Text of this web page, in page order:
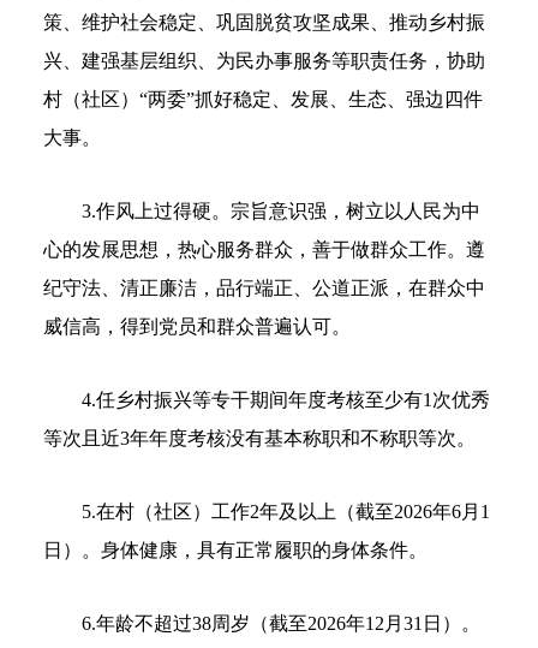
策、维护社会稳定、巩固脱贫攻坚成果、推动乡村振
兴、建强基层组织、为民办事服务等职责任务，协助
村（社区）“两委”抓好稳定、发展、生态、强边四件
大事。
3.作风上过得硬。宗旨意识强，树立以人民为中
心的发展思想，热心服务群众，善于做群众工作。遵
纪守法、清正廉洁，品行端正、公道正派，在群众中
威信高，得到党员和群众普遍认可。
4.任乡村振兴等专干期间年度考核至少有1次优秀
等次且近3年年度考核没有基本称职和不称职等次。
5.在村（社区）工作2年及以上（截至2026年6月1
日）。身体健康，具有正常履职的身体条件。
6.年龄不超过38周岁（截至2026年12月31日）。